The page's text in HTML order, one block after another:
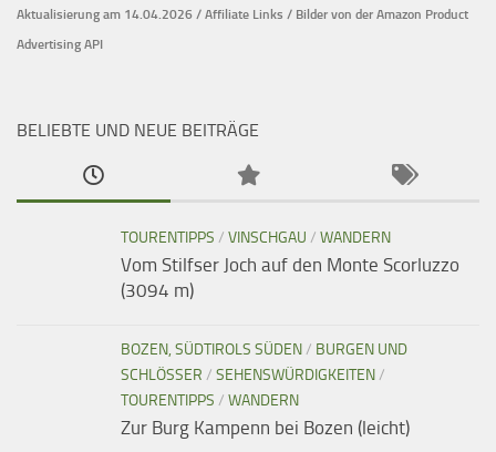
Aktualisierung am 14.04.2026 / Affiliate Links / Bilder von der Amazon Product
Advertising API
BELIEBTE UND NEUE BEITRÄGE
TOURENTIPPS / VINSCHGAU / WANDERN
Vom Stilfser Joch auf den Monte Scorluzzo
(3094 m)
BOZEN, SÜDTIROLS SÜDEN/ BURGEN UND
SCHLÖSSER / SEHENSWÜRDIGKEITEN/
TOURENTIPPS / WANDERN
Zur Burg Kampenn bei Bozen (leicht)